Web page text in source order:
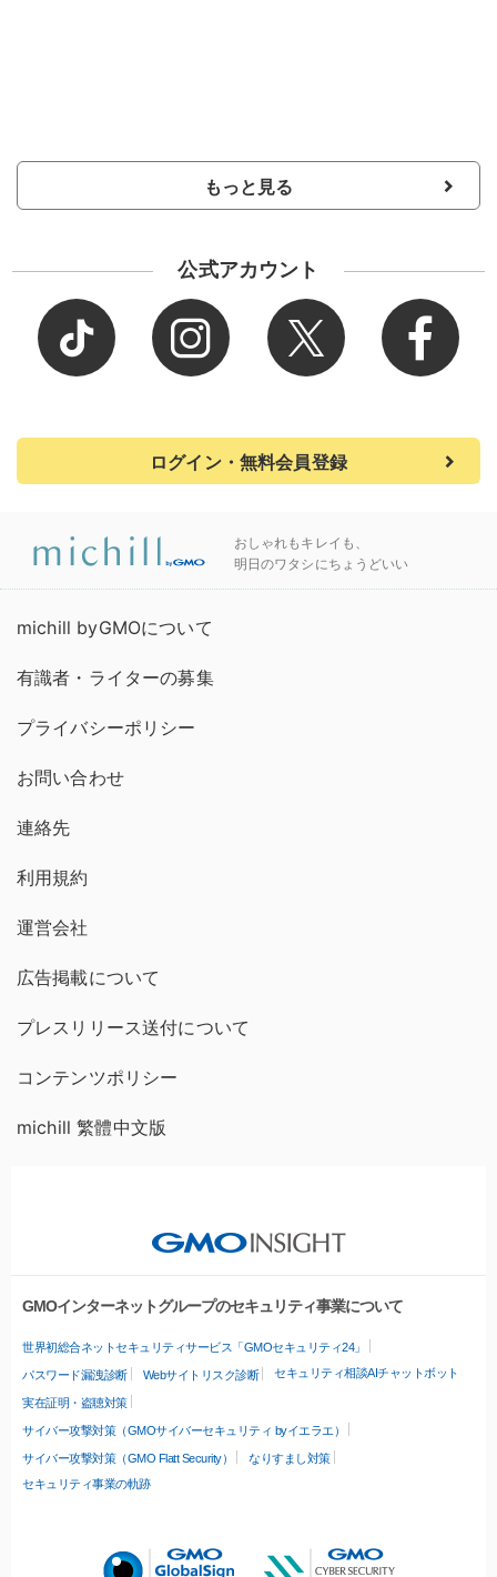
もっと見る
公式アカウント
ログイン・無料会員登録
おしゃれもキレイも、
明日のワタシにちょうどいい
michill byGMOについて
有識者・ライターの募集
プライバシーポリシー
お問い合わせ
連絡先
利用規約
運営会社
広告掲載について
プレスリリース送付について
コンテンツポリシー
michill 繁體中文版
GMOインターネットグループのセキュリティ事業について
世界初総合ネットセキュリティサービス「GMOセキュリティ24」
パスワード漏洩診断 Webサイトリスク診断 セキュリティ相談AIチャットボット
実在証明・盗聴対策
サイバー攻撃対策（GMOサイバーセキュリティ byイエラエ）
サイバー攻撃対策（GMO Flatt Security）
なりすまし対策
セキュリティ事業の軌跡